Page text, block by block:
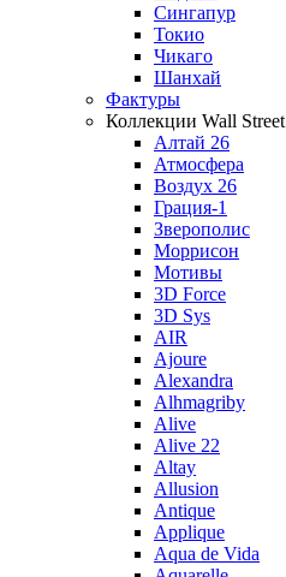
Сингапур
Токио
Чикаго
Шанхай
Фактуры
Коллекции Wall Street
Алтай 26
Атмосфера
Воздух 26
Грация-1
Зверополис
Моррисон
Мотивы
3D Force
3D Sys
AIR
Ajoure
Alexandra
Alhmagriby
Alive
Alive 22
Altay
Allusion
Antique
Applique
Aqua de Vida